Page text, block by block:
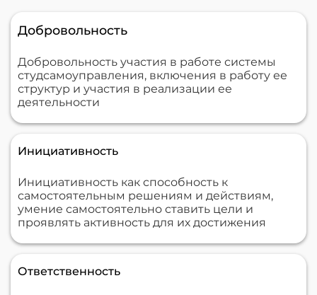
Добровольность
Добровольность участия в работе системы
студсамоуправления, включения в работу ее
структур и участия в реализации ее
деятельности
Инициативность
Инициативность как способность к
самостоятельным решениям и действиям,
умение самостоятельно ставить цели и
проявлять активность для их достижения
Ответственность